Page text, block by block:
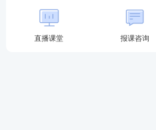
历，从事安全生产业务满6年。
直播课堂 报课咨询